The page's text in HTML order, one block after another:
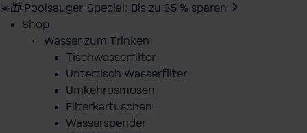
☀️🎁 Poolsauger-Special: Bis zu 35 % sparen
Shop
Wasser zum Trinken
Tischwasserfilter
Untertisch Wasserfilter
Umkehrosmosen
Filterkartuschen
Wasserspender